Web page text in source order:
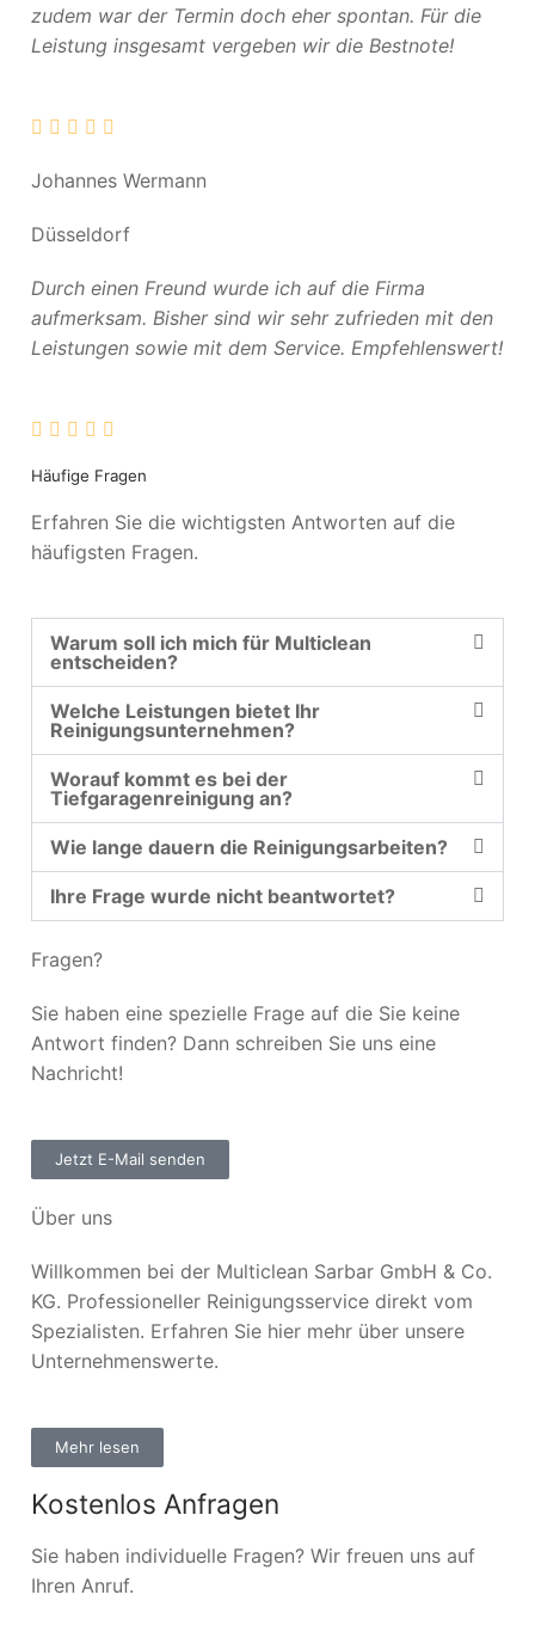
zudem war der Termin doch eher spontan. Für die
Leistung insgesamt vergeben wir die Bestnote!
Johannes Wermann
Düsseldorf
Durch einen Freund wurde ich auf die Firma
aufmerksam. Bisher sind wir sehr zufrieden mit den
Leistungen sowie mit dem Service. Empfehlenswert!
Häufige Fragen
Erfahren Sie die wichtigsten Antworten auf die
häufigsten Fragen.
Warum soll ich mich für Multiclean
entscheiden?
Welche Leistungen bietet Ihr
Reinigungsunternehmen?
Worauf kommt es bei der
Tiefgaragenreinigung an?
Wie lange dauern die Reinigungsarbeiten?
Ihre Frage wurde nicht beantwortet?
Fragen?
Sie haben eine spezielle Frage auf die Sie keine
Antwort finden? Dann schreiben Sie uns eine
Nachricht!
Jetzt E-Mail senden
Über uns
Willkommen bei der Multiclean Sarbar GmbH & Co.
KG. Professioneller Reinigungsservice direkt vom
Spezialisten. Erfahren Sie hier mehr über unsere
Unternehmenswerte.
Mehr lesen
Kostenlos Anfragen
Sie haben individuelle Fragen? Wir freuen uns auf
Ihren Anruf.